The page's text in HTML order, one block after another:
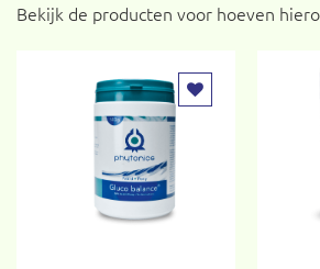
Bekijk de producten voor hoeven
Toevoegen
aan
verlanglijst